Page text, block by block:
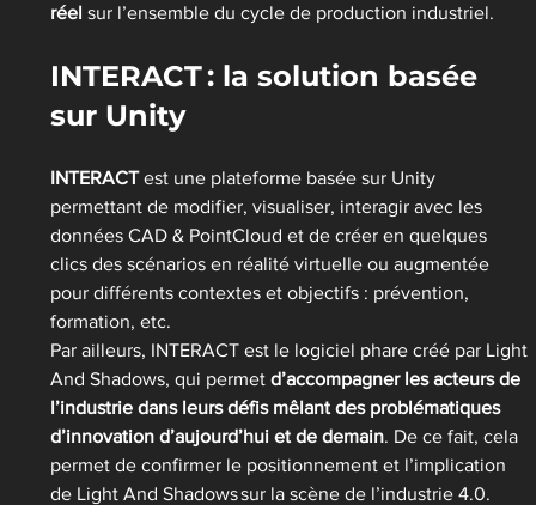
réel sur l’ensemble du cycle de production industriel.
INTERACT : la solution basée
sur Unity
INTERACT est une plateforme basée sur Unity
permettant de modifier, visualiser, interagir avec les
données CAD & PointCloud et de créer en quelques
clics des scénarios en réalité virtuelle ou augmentée
pour différents contextes et objectifs : prévention,
formation, etc.
Par ailleurs, INTERACT est le logiciel phare créé par Light
And Shadows, qui permet d’accompagner les acteurs de
l’industrie dans leurs défis mêlant des problématiques
d’innovation d’aujourd’hui et de demain. De ce fait, cela
permet de confirmer le positionnement et l’implication
de Light And Shadows sur la scène de l’industrie 4.0.